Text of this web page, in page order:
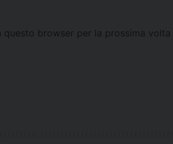
browser per la prossima